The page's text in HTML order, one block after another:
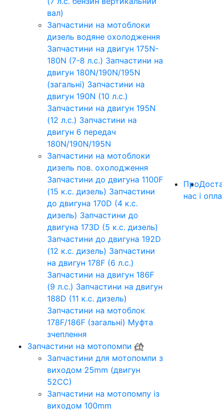
вал)
Запчастини на мотоблоки
дизель водяне охолодження
Запчастини на двигун 175N-
180N (7-8 л.с.) Запчастини на
двигун 180N/190N/195N
(загальні) Запчастини на
двигун 190N (10 л.с.)
Запчастини на двигун 195N
(12 л.с.) Запчастини на
двигун 6 передач
180N/190N/195N
Запчастини на мотоблоки
дизель пов. охолодження
Запчастини до двигуна 1100F
(15 к.с. дизель) Запчастини
до двигуна 170D (4 к.с.
дизель) Запчастини до
двигуна 173D (5 к.с. дизель)
Запчастини до двигуна 192D
(12 к.с. дизель) Запчастини
на двигун 178F (6 л.с.)
Запчастини на двигун 186F
(9 л.с.) Запчастини на двигун
188D (11 к.с. дизель)
Запчастини на мотоблок
178F/186F (загальні) Муфта
зчеплення
Запчастини на мотопомпи
Запчастини для мотопомпи з
виходом 25mm (двигун
52CC)
Запчастини на мотопомпу із
виходом 100mm
Про
нас і